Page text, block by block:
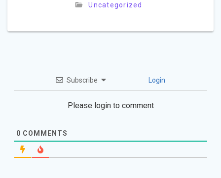
Uncategorized
Subscribe Login
Please login to comment
0 COMMENTS